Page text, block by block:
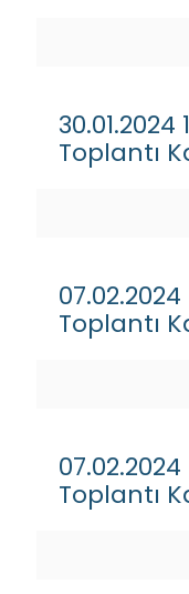
Toplantı
Toplantı
Toplantı